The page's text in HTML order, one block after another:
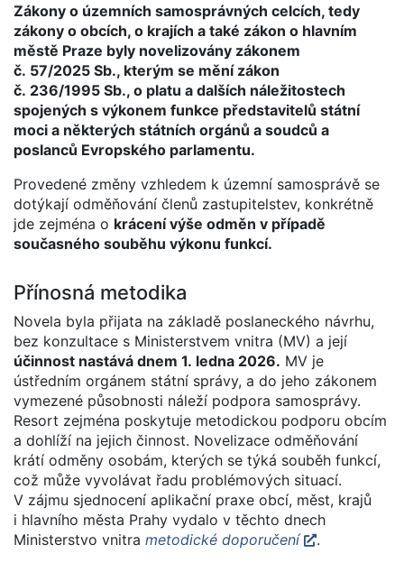
Zákony o územních samosprávných celcích, tedy
zákony o obcích, o krajích a také zákon o hlavním
městě Praze byly novelizovány zákonem
č. 57/2025 Sb., kterým se mění zákon
č. 236/1995 Sb., o platu a dalších náležitostech
spojených s výkonem funkce představitelů státní
moci a některých státních orgánů a soudců a
poslanců Evropského parlamentu.
Provedené změny vzhledem k územní samosprávě se
dotýkají odměňování členů zastupitelstev, konkrétně
jde zejména o krácení výše odměn v případě
současného souběhu výkonu funkcí.
Přínosná metodika
Novela byla přijata na základě poslaneckého návrhu,
bez konzultace s Ministerstvem vnitra (MV) a její
účinnost nastává dnem 1. ledna 2026. MV je
ústředním orgánem státní správy, a do jeho zákonem
vymezené působnosti náleží podpora samosprávy.
Resort zejména poskytuje metodickou podporu obcím
a dohlíží na jejich činnost. Novelizace odměňování
krátí odměny osobám, kterých se týká souběh funkcí,
což může vyvolávat řadu problémových situací.
V zájmu sjednocení aplikační praxe obcí, měst, krajů
i hlavního města Prahy vydalo v těchto dnech
Ministerstvo vnitra metodické doporučení
.